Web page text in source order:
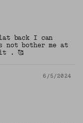
back I can
bother me at
. 🥰
6/5/2024